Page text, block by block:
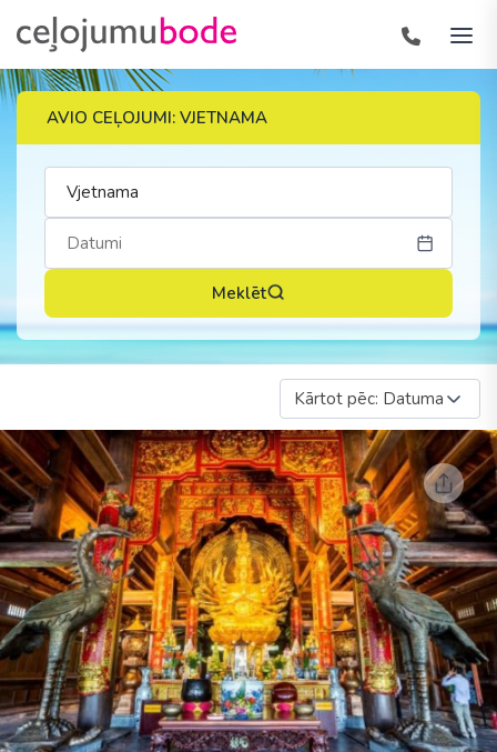
AVIO CEĻOJUMI: VJETNAMA
Meklēt
Kārtot pēc: Datuma